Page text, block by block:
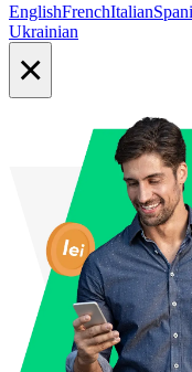
EnglishFrenchItalian
Ukrainian
×